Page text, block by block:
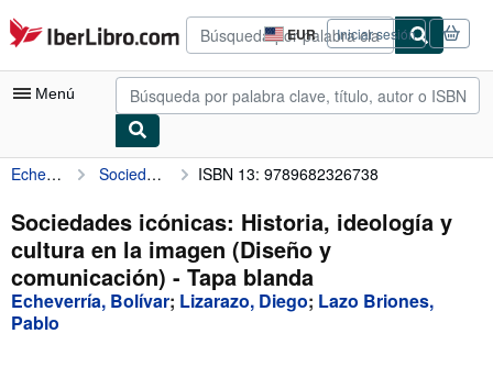
Pasar al contenido principal
IberLibro.com EUR
Preferencias
de
compra
del
Iniciar sesión
Menú
Mi cuenta
Consultar mis pedidos
Búsqueda avanzada
Colecciones
Libros antiguos
Echeverría, Bolívar Sociedades icónicas: Historia, ideología y cultura en la imagen (Diseño y comunicación) ISBN 13: 9789682326738
Sociedades icónicas: Historia, ideología y
cultura en la imagen (Diseño y
comunicación) - Tapa blanda
Echeverría, Bolívar; Lizarazo, Diego; Lazo Briones,
Pablo